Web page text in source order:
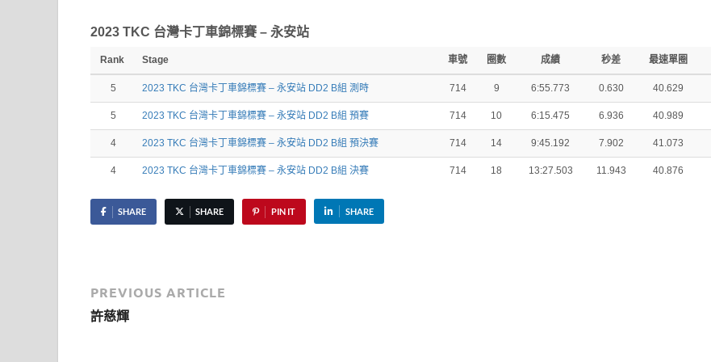
2023 TKC 台灣卡丁車錦標賽 – 永安站
Rank Stage 車號 圈數 成績 秒差 最速單圈
5 2023 TKC 台灣卡丁車錦標賽 – 永安站 DD2 B組 測時 714 9 6:55.773 0.630 40.629
5 2023 TKC 台灣卡丁車錦標賽 – 永安站 DD2 B組 預賽 714 10 6:15.475 6.936 40.989
4 2023 TKC 台灣卡丁車錦標賽 – 永安站 DD2 B組 預決賽 714 14 9:45.192 7.902 41.073
4 2023 TKC 台灣卡丁車錦標賽 – 永安站 DD2 B組 決賽 714 18 13:27.503 11.943 40.876
SHARE SHARE PIN IT SHARE
PREVIOUS ARTICLE
許慈輝